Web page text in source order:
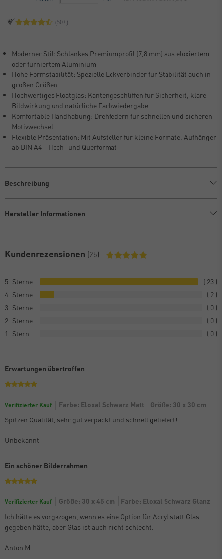
Moderner Stil: Schlankes Premiumprofil (7,8 mm) aus eloxiertem
oder furniertem Aluminium
Hohe Formstabilität: Spezielle Eckverbinder für Stabilität auch in
großen Größen
Hochwertiges Floatglas: Kantengeschliffen für Sicherheit, klare
Bildwirkung und natürliche Farbwiedergabe
Komfortable Handhabung: Drehfedern für schnellen und sicheren
Motivwechsel
Flexible Präsentation: Mit Aufsteller für kleine Formate, Aufhänger
ab DIN A4 – Hoch- und Querformat
Beschreibung
Hersteller Informationen
Kundenrezensionen (25)
5
23
4
2
3
0
2
0
1
0
Erwartungen übertroffen
Verifizierter Kauf Farbe: Eloxal Schwarz Matt
Größe: 30 x 30 cm
Spitzen Qualität, sehr gut verpackt und schnell geliefert!
Unbekannt
Ein schöner Bilderrahmen
Verifizierter Kauf Größe: 30 x 45 cm
Farbe: Eloxal Schwarz Glanz
Ich hätte es vorgezogen, wenn es eine Option für Acryl statt Glas
gegeben hätte, aber Glas ist auch nicht schlecht.
Anton M.